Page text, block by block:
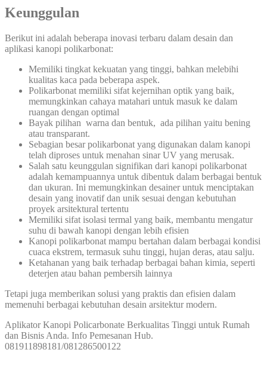
Keunggulan
Berikut ini adalah beberapa inovasi terbaru dalam desain dan
aplikasi kanopi polikarbonat:
Memiliki tingkat kekuatan yang tinggi, bahkan melebihi
kualitas kaca pada beberapa aspek.
Polikarbonat memiliki sifat kejernihan optik yang baik,
memungkinkan cahaya matahari untuk masuk ke dalam
ruangan dengan optimal
Bayak pilihan warna dan bentuk, ada pilihan yaitu bening
atau transparant.
Sebagian besar polikarbonat yang digunakan dalam kanopi
telah diproses untuk menahan sinar UV yang merusak.
Salah satu keunggulan signifikan dari kanopi polikarbonat
adalah kemampuannya untuk dibentuk dalam berbagai bentuk
dan ukuran. Ini memungkinkan desainer untuk menciptakan
desain yang inovatif dan unik sesuai dengan kebutuhan
proyek arsitektural tertentu
Memiliki sifat isolasi termal yang baik, membantu mengatur
suhu di bawah kanopi dengan lebih efisien
Kanopi polikarbonat mampu bertahan dalam berbagai kondisi
cuaca ekstrem, termasuk suhu tinggi, hujan deras, atau salju.
Ketahanan yang baik terhadap berbagai bahan kimia, seperti
deterjen atau bahan pembersih lainnya
Tetapi juga memberikan solusi yang praktis dan efisien dalam
memenuhi berbagai kebutuhan desain arsitektur modern.
Aplikator Kanopi Policarbonate Berkualitas Tinggi untuk Rumah
dan Bisnis Anda. Info Pemesanan Hub.
081911898181/081286500122